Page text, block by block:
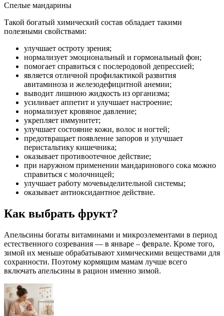
Спелые мандарины
Такой богатый химический состав обладает такими
полезными свойствами:
улучшает остроту зрения;
нормализует эмоциональный и гормональный фон;
помогает справиться с послеродовой депрессией;
является отличной профилактикой развития
авитаминоза и железодефицитной анемии;
выводит лишнюю жидкость из организма;
усиливает аппетит и улучшает настроение;
нормализует кровяное давление;
укрепляет иммунитет;
улучшает состояние кожи, волос и ногтей;
предотвращает появление запоров и улучшает
перистальтику кишечника;
оказывает противоотечное действие;
при наружном применении мандаринового сока можно
справиться с молочницей;
улучшает работу мочевыделительной системы;
оказывает антиоксидантное действие.
Как выбрать фрукт?
Апельсины богаты витаминами и микроэлементами в период
естественного созревания — в январе – феврале. Кроме того,
зимой их меньше обрабатывают химическими веществами для
сохранности. Поэтому кормящим мамам лучше всего
включать апельсины в рацион именно зимой.